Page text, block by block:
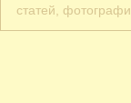
статей,